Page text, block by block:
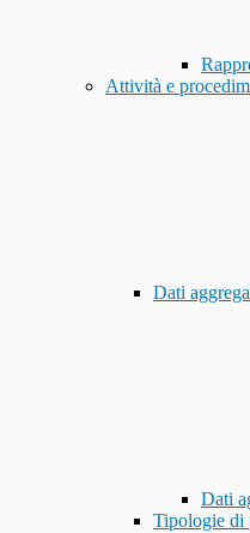
Attività e
Dati
Dati
Tipologie di